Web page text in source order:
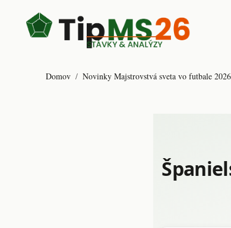
Domov / Novinky Majstrovstvá sveta vo futbale 2026